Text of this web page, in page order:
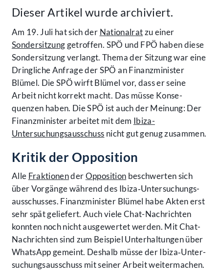
Dieser Artikel wurde archiviert.
Am 19. Juli hat sich der Nationalratzu einer
Sondersitzung getroffen. SPÖ und FPÖ haben diese
Sonder­sitzung verlangt. Thema der Sitzung war eine
Dringliche Anfrage der SPÖ an Finanz­minister
Blümel. Die SPÖ wirft Blümel vor, dass er seine
Arbeit nicht korrekt macht. Das müsse Konse­
quenzen haben. Die SPÖ ist auch der Meinung: Der
Finanz­minister arbeitet mit dem Ibiza-
Untersuchungsausschuss nicht gut genug zusammen.
Kritik der Opposition
Alle FraktionenderOpposition beschwerten sich
über Vorgänge während des Ibiza‑Unter­suchungs­
ausschusses. Finanz­minister Blümel habe Akten erst
sehr spät geliefert. Auch viele Chat-Nachrichten
konnten noch nicht ausgewertet werden. Mit Chat-
Nachrichten sind zum Beispiel Unterhaltungen über
WhatsApp gemeint. Deshalb müsse der Ibiza‑Unter­
suchungs­ausschuss mit seiner Arbeit weitermachen.